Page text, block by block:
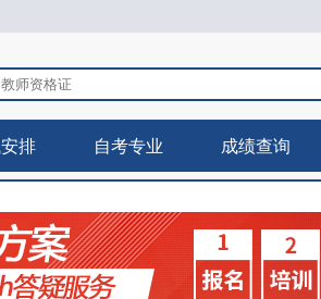
排 自考专业 成绩查询